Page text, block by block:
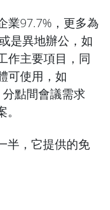
業97.7%，更多為
是異地辦公，如
作主要項目，同
可使用，如
點間會議需求
半，它提供的免